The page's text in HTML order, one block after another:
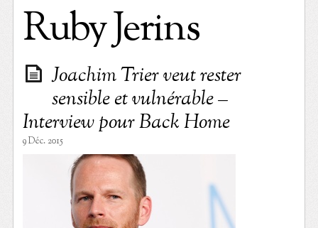
Ruby Jerins
Joachim Trier veut rester
sensible et vulnérable –
Interview pour Back Home
9 Déc. 2015